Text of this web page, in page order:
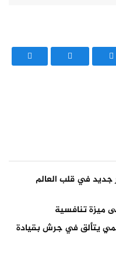
جديد في قلب العالم
ميزة تنافسية
يتألق في جرش بقيادة